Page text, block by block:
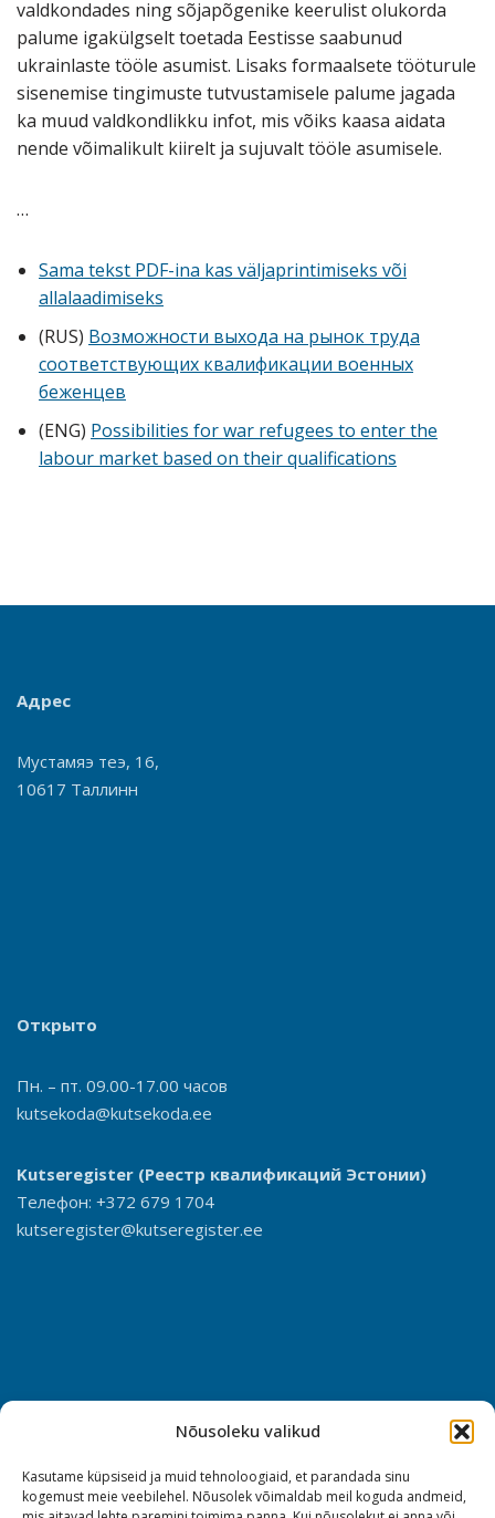
Nõusoleku valikud
Kasutame küpsiseid ja muid tehnoloogiaid, et parandada sinu
kogemust meie veebilehel. Nõusolek võimaldab meil koguda andmeid,
valdkondades ning sõjapõgenike keerulist olukorda
palume igakülgselt toetada Eestisse saabunud
ukrainlaste tööle asumist. Lisaks formaalsete tööturule
sisenemise tingimuste tutvustamisele palume jagada
ka muud valdkondlikku infot, mis võiks kaasa aidata
nende võimalikult kiirelt ja sujuvalt tööle asumisele.
…
Sama tekst PDF-ina kas väljaprintimiseks või
allalaadimiseks
(RUS) Возможности выхода на рынок труда
соответствующих квалификации военных
беженцев
(ENG) Possibilities for war refugees to enter the
labour market based on their qualifications
Адрес
Мустамяэ теэ, 16,
10617 Таллинн
Открыто
Пн. – пт. 09.00-17.00 часов
kutsekoda@kutsekoda.ee
Kutseregister (Реестр квалификаций Эстонии)
Телефон: +372 679 1704
kutseregister@kutseregister.ee